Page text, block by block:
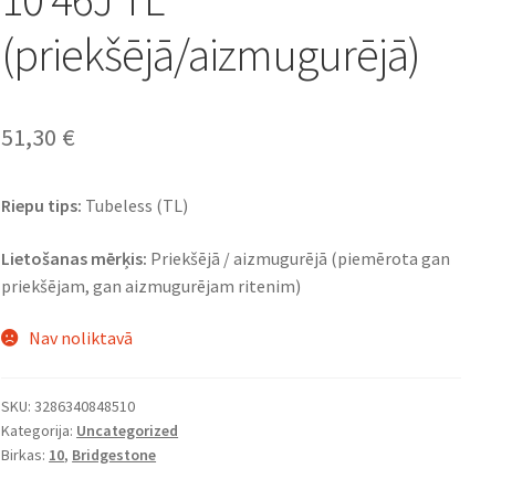
(priekšējā/aizmugurējā)
51,30 €
Riepu tips: Tubeless (TL)
Lietošanas mērķis: Priekšējā / aizmugurējā (piemērota gan
priekšējam, gan aizmugurējam ritenim)
Nav noliktavā
SKU:3286340848510
Kategorija: Uncategorized
Birkas: 10, Bridgestone